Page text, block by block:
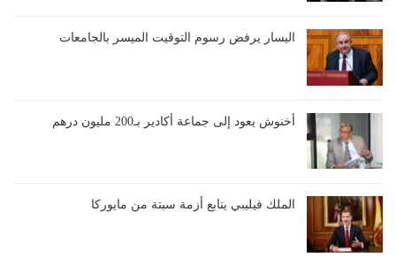
اليسار يرفض رسوم التوقيت الميسر بالجامعات
أخنوش يعود إلى جماعة أكادير بـ200 مليون درهم
الملك فيليبي يتابع أزمة سبتة من مايوركا